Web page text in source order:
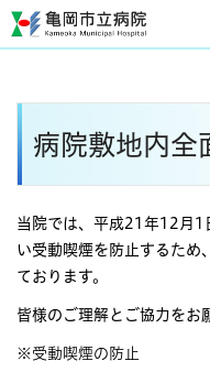
ペ
ー
メ
ニ
病院敷地内全
当院では、平成21年12月1
い受動喫煙を防止するため
ております。
皆様のご理解とご協力をお
※受動喫煙の防止